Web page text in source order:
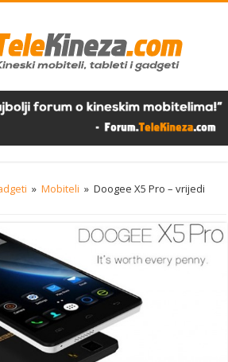
» Mobiteli » Doogee X5 Pro – vrijedi